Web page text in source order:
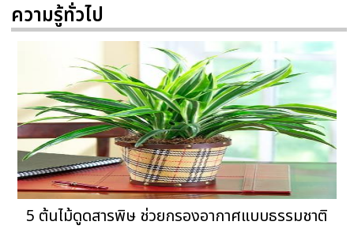
ความรู้ทั่วไป
5 ต้นไม้ดูดสารพิษ ช่วยกรองอากาศแบบธรรมชาติ